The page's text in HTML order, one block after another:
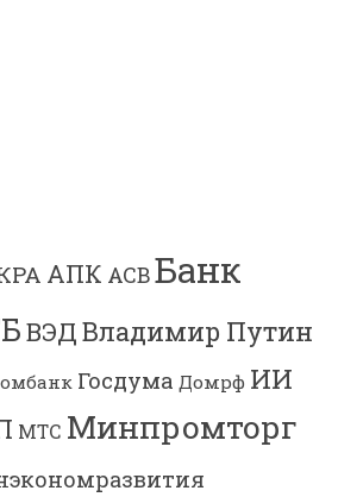
АПК АСВБанк
ВЭДВладимир Путин
Госдума Домрф ИИ
МТС Минпромторг